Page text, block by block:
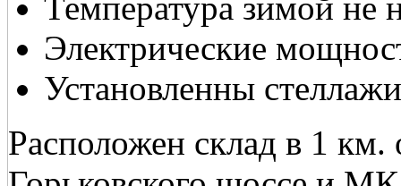
Электрические
Установленны стеллажи
Расположен склад в 1